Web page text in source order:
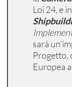
Loi 24,e
sarà
Progetto,
Europea